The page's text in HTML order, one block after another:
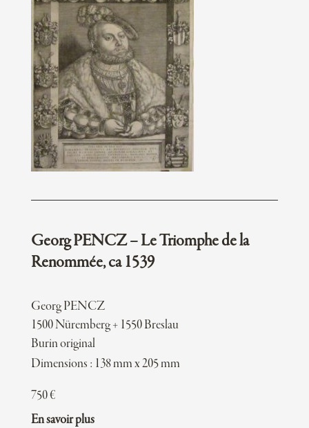
Georg PENCZ – Le Triomphe de la
Renommée, ca 1539
Georg PENCZ
1500 Nüremberg + 1550 Breslau
Burin original
Dimensions : 138 mm x 205 mm
750€
En savoir plus